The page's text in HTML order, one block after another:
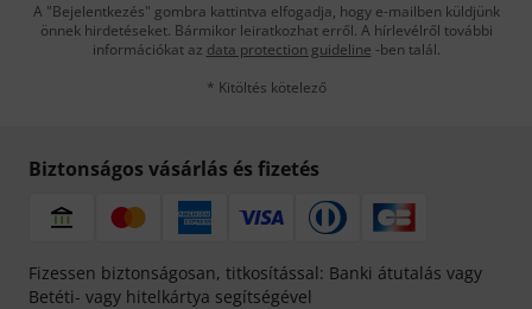
A "Bejelentkezés" gombra kattintva elfogadja, hogy e-mailben küldjünk
önnek hirdetéseket. Bármikor leiratkozhat erről. A hírlevélről további
információkat az data protection guideline -ben talál.
* Kitöltés kötelező
Biztonságos vásárlás és fizetés
Fizessen biztonságosan, titkosítással: Banki átutalás vagy
Betéti- vagy hitelkártya segítségével